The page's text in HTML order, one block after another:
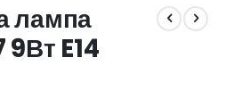
лампа
E14